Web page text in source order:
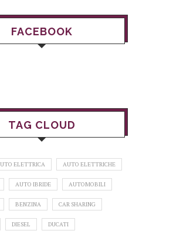
FACEBOOK
TAG CLOUD
ELETTRICA AUTO ELETTRICHE
AUTO IBRIDE AUTOMOBILI
BENZINA CAR SHARING
DIESEL DUCATI